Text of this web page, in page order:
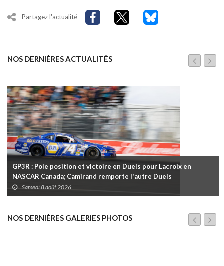
Partagez l'actualité
NOS DERNIÈRES ACTUALITÉS
GP3R : Pole position et victoire en Duels pour Lacroix en
NASCAR Canada; Camirand remporte l'autre Duels
Samedi 8 août 2026
NOS DERNIÈRES GALERIES PHOTOS